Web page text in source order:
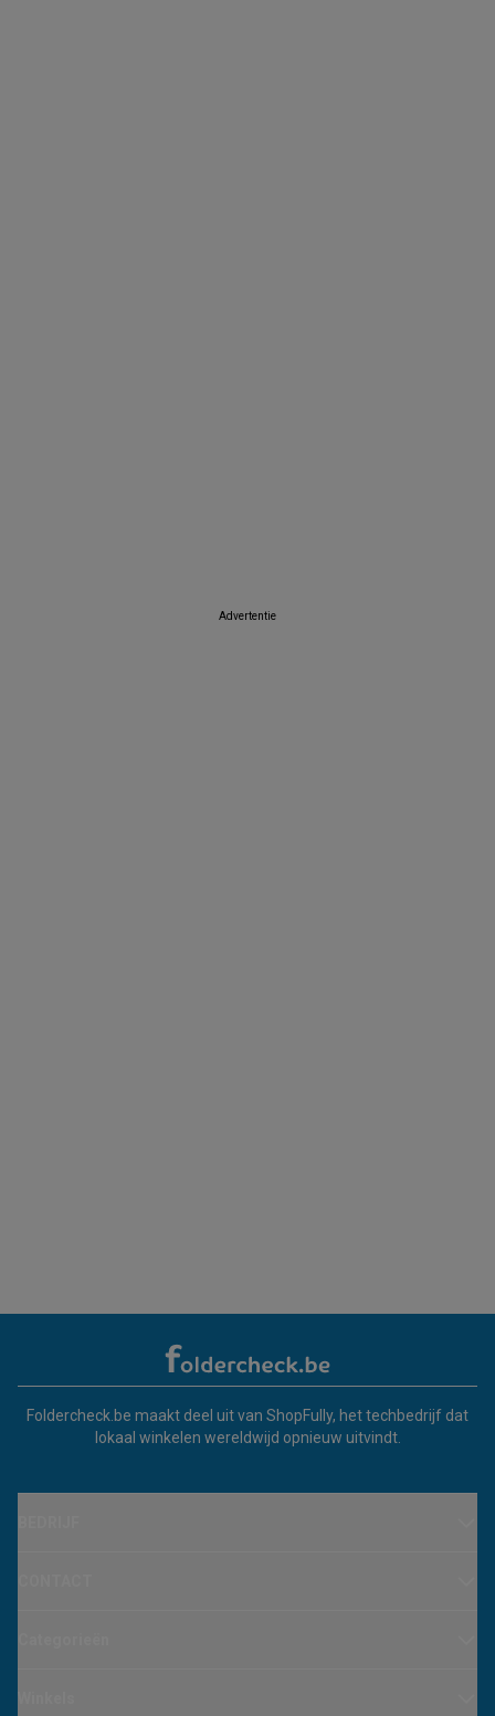
Advertentie
Foldercheck.be maakt deel uit van ShopFully, het techbedrijf dat
lokaal winkelen wereldwijd opnieuw uitvindt.